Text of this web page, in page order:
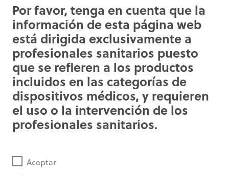
Por favor, tenga en cuenta que la
información de esta página web
está dirigida exclusivamente a
profesionales sanitarios puesto
que se refieren a los productos
incluidos en las categorías de
dispositivos médicos, y requieren
el uso o la intervención de los
profesionales sanitarios.
Aceptar